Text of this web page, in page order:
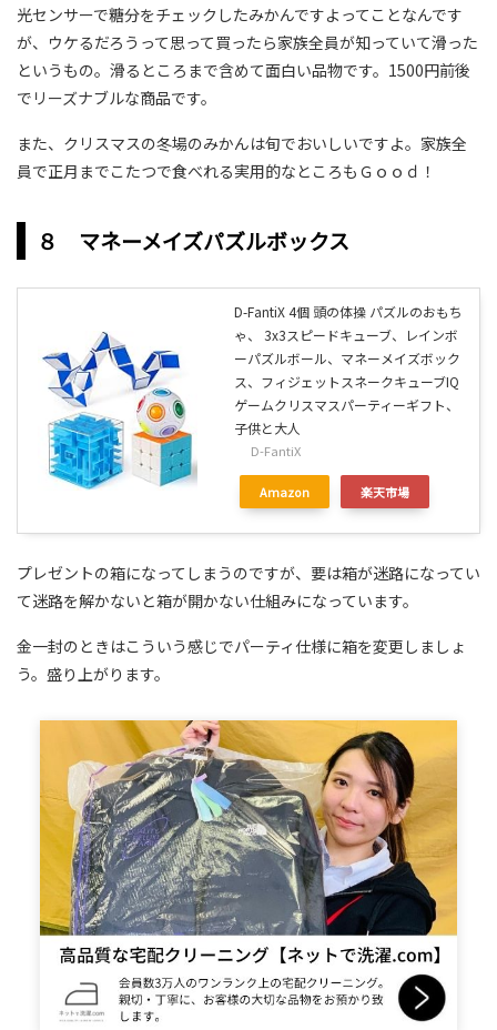
光センサーで糖分をチェックしたみかんですよってことなんです
が、ウケるだろうって思って買ったら家族全員が知っていて滑った
というもの。滑るところまで含めて面白い品物です。1500円前後
でリーズナブルな商品です。
また、クリスマスの冬場のみかんは旬でおいしいですよ。家族全
員で正月までこたつで食べれる実用的なところもＧｏｏｄ！
８ マネーメイズパズルボックス
D-FantiX 4個 頭の体操 パズルのおもち
ゃ、 3x3スピードキューブ、レインボ
ーパズルボール、マネーメイズボック
ス、フィジェットスネークキューブIQ
ゲームクリスマスパーティーギフト、
子供と大人
D-FantiX
Amazon 楽天市場
プレゼントの箱になってしまうのですが、要は箱が迷路になってい
て迷路を解かないと箱が開かない仕組みになっています。
金一封のときはこういう感じでパーティ仕様に箱を変更しましょ
う。盛り上がります。